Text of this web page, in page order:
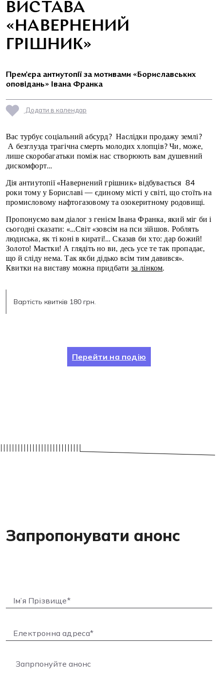
ВИСТАВА
«НАВЕРНЕНИЙ
ГРІШНИК»
Прем'єра антиутопії за мотивами «Бориславських
оповідань» Івана Франка
Додати в календар
Вас турбує соціальний абсурд? Наслідки продажу землі?
А безглузда трагічна смерть молодих хлопців? Чи, може,
лише скоробагатьки поміж нас створюють вам душевний
дискомфорт…
Дія антиутопії «Навернений грішник» відбувається 84
роки тому у Бориславі — єдиному місті у світі, що стоїть на
промисловому нафтогазовому та озокеритному родовищі.
Пропонуємо вам діалог з генієм Івана Франка, який міг би і
сьогодні сказати: «…Світ «зовсім на пси зійшов. Роблять
людиська, як ті коні в кираті!… Сказав би хто: дар божий!
Золото! Маєтки! А глядіть но ви, десь усе те так пропадає,
що й сліду нема. Так якби дідько всім тим давився».
Квитки на виставу можна придбати за лінком.
Вартість квитків 180 грн.
Перейти на подію
Запропонувати анонс
Запрпонуйте анонс